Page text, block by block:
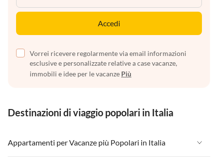
Accedi
Vorrei ricevere regolarmente via email informazioni
esclusive e personalizzate relative a case vacanze,
immobili e idee per le vacanze Più
Destinazioni di viaggio popolari in Italia
Appartamenti per Vacanze più Popolari in Italia